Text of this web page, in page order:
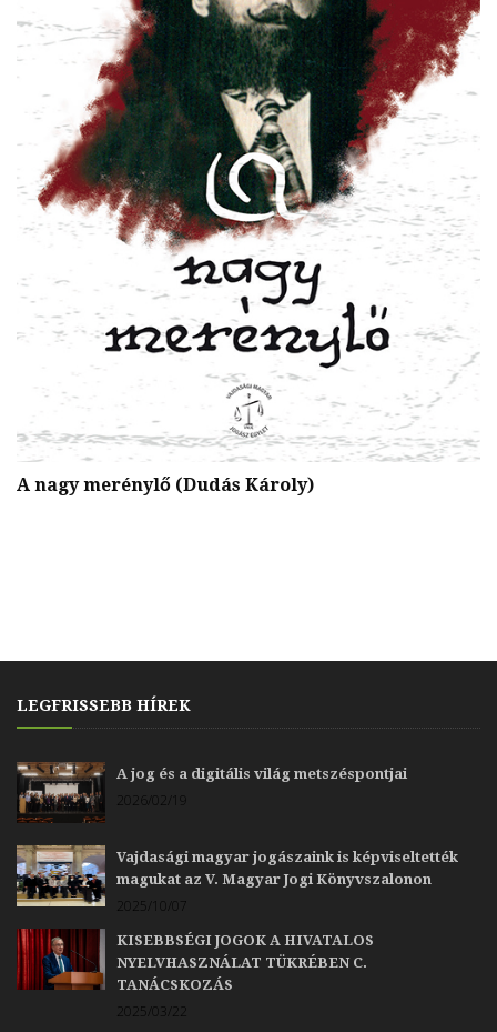
A nagy merénylő (Dudás Károly)
LEGFRISSEBB HÍREK
A jog és a digitális világ metszéspontjai
2026/02/19
Vajdasági magyar jogászaink is képviseltették
magukat az V. Magyar Jogi Könyvszalonon
2025/10/07
KISEBBSÉGI JOGOK A HIVATALOS
NYELVHASZNÁLAT TÜKRÉBEN C.
TANÁCSKOZÁS
2025/03/22